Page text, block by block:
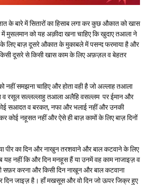
के बारे में सितारों का हिसाब लगा कर कुछ औकात को खास
में मुसलमान को यह अक़ीदा खना चाहिए कि खुदाए तआला ने
लिए बाज़ दूसरे औकात के मुकाबले में पसन्द फरमाया है और
दूसरे से किसी खास काम के लिए अफ़ज़ल व बेहतर
नहीं समझना चाहिए और होता वही है जो अल्लाह तआला
व रसूल सल्लल्लाहु तआला अलैहि वसल्लम पर ईमान और
सआदत व बरकत, नफा और भलाई नहीं और उनकी
कोई नहूसत नहीं और ऐसे ही बाज़ कामों के लिए बाज़ दिनों
पीर का दिन और नाखुन तरशवाने और बाल कटवाने के लिए
नहीं कि और दिन मनहूस हैं या उनमें वह काम नाजाइज़ व
सफ़र करना और किसी दिन नाखून और बाल कटवाना
दिन जाइज़ है। हाँ मखसूस और वो दिन जो ऊपर जिक्र हुए